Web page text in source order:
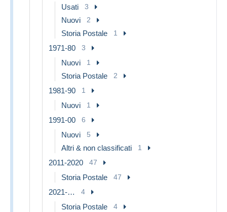
Usati 3
Nuovi 2
Storia Postale 1
1971-80 3
Nuovi 1
Storia Postale 2
1981-90 1
Nuovi 1
1991-00 6
Nuovi 5
Altri & non classificati 1
2011-2020 47
Storia Postale 47
2021-… 4
Storia Postale 4